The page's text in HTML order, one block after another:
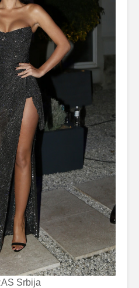
Srbija